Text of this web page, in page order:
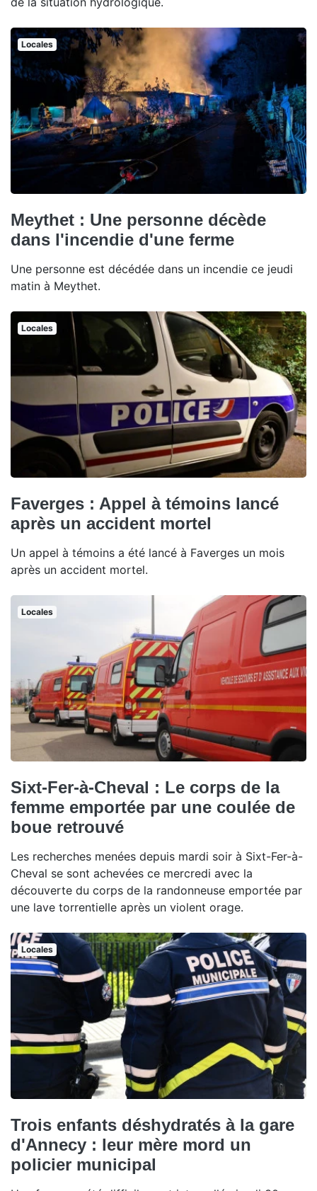
Locales
Meythet : Une personne décède
dans l'incendie d'une ferme
Une personne est décédée dans un incendie ce jeudi
matin à Meythet.
Locales
Faverges : Appel à témoins lancé
après un accident mortel
Un appel à témoins a été lancé à Faverges un mois
après un accident mortel.
Locales
Sixt-Fer-à-Cheval : Le corps de la
femme emportée par une coulée de
boue retrouvé
Les recherches menées depuis mardi soir à Sixt-Fer-à-
Cheval se sont achevées ce mercredi avec la
découverte du corps de la randonneuse emportée par
une lave torrentielle après un violent orage.
Locales
Trois enfants déshydratés à la gare
d'Annecy : leur mère mord un
policier municipal